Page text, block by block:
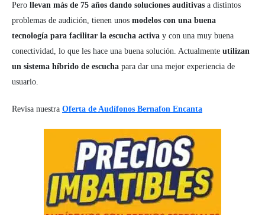
Pero llevan más de 75 años dando soluciones auditivas a distintos
problemas de audición, tienen unos modelos con una buena
tecnología para facilitar la escucha activa y con una muy buena
conectividad, lo que les hace una buena solución. Actualmente utilizan
un sistema híbrido de escucha para dar una mejor experiencia de
usuario.
Revisa nuestra Oferta de Audífonos Bernafon Encanta